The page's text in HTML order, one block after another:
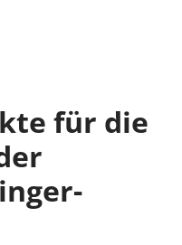
für die